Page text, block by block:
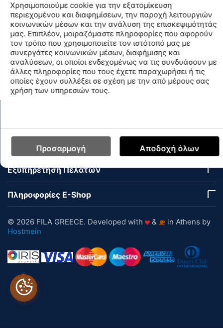
Σύνθεση
MACHINE ENGINEERED
Find similar
Διαθεσιμότητα Καταστημάτων
Εταιρεία
Εξυπηρέτηση Πελατών
Πληροφορίες E-Shop
© 2026 FILA GREECE. Developed with &
in Athens by
Hostmein
Χρησιμοποιούμε cookie για την εξατομίκευση
περιεχομένου και διαφημίσεων, την παροχή λειτουργιών
κοινωνικών μέσων και την ανάλυση της επισκεψιμότητάς
μας. Επιπλέον, μοιραζόμαστε πληροφορίες που αφορούν
τον τρόπο που χρησιμοποιείτε τον ιστότοπό μας με
συνεργάτες κοινωνικών μέσων, διαφήμισης και
αναλύσεων, οι οποίοι ενδεχομένως να τις συνδυάσουν με
άλλες πληροφορίες που τους έχετε παραχωρήσει ή τις
οποίες έχουν συλλέξει σε σχέση με την από μέρους σας
χρήση των υπηρεσιών τους.
Προσαρμογή Αποδοχή όλων